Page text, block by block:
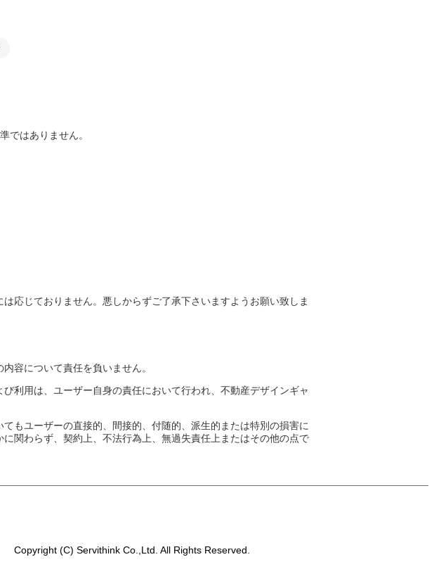
ではありません。
応じておりません。悪しからずご了承下さいますようお願い致しま
容について責任を負いません。
利用は、ユーザー自身の責任において行われ、不動産デザインギャ
もユーザーの直接的、間接的、付随的、派生的または特別の損害に
関わらず、契約上、不法行為上、無過失責任上またはその他の点で
Copyright (C) Servithink Co.,Ltd. All Rights Reserved.